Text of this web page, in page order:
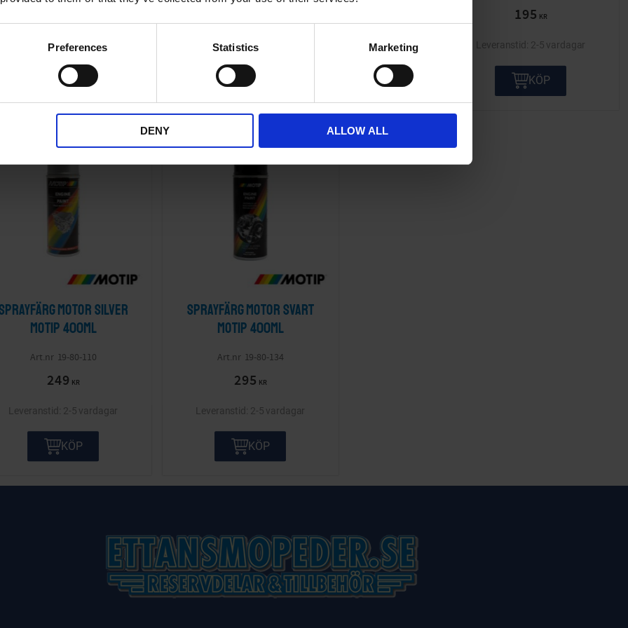
Preferences Statistics Marketing
DENY ALLOW ALL
2-5 vardagar
195 KR
2-5 vardagar
KÖP
motor silver
Motip 400ml
19-80-110
249 KR
Lägg till i önskelista
2-5 vardagar
KÖP
Sprayfärg motor svart
Motip 400ml
19-80-134
295 KR
Lägg till i önskelista
2-5 vardagar
KÖP